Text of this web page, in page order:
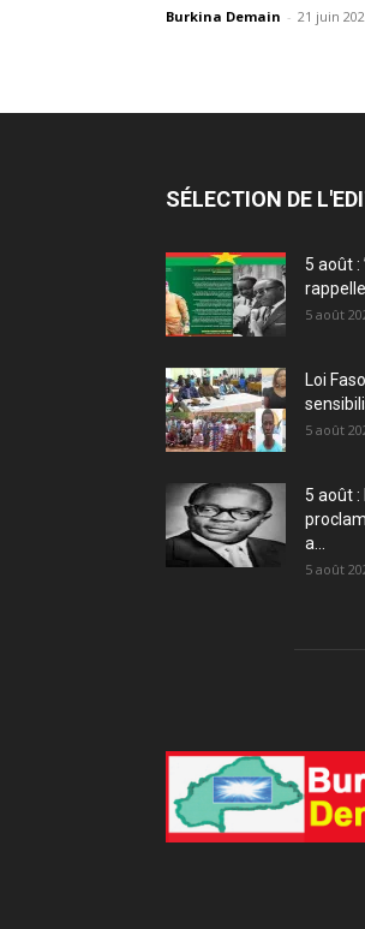
Burkina Demain - 21 juin
SÉLECTION DE
5 août :
5 août
Loi
5 août
5 août :
a...
5 août